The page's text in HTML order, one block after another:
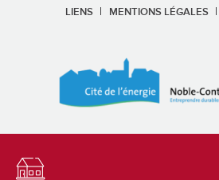
LIENS MENTIONS LÉGALES